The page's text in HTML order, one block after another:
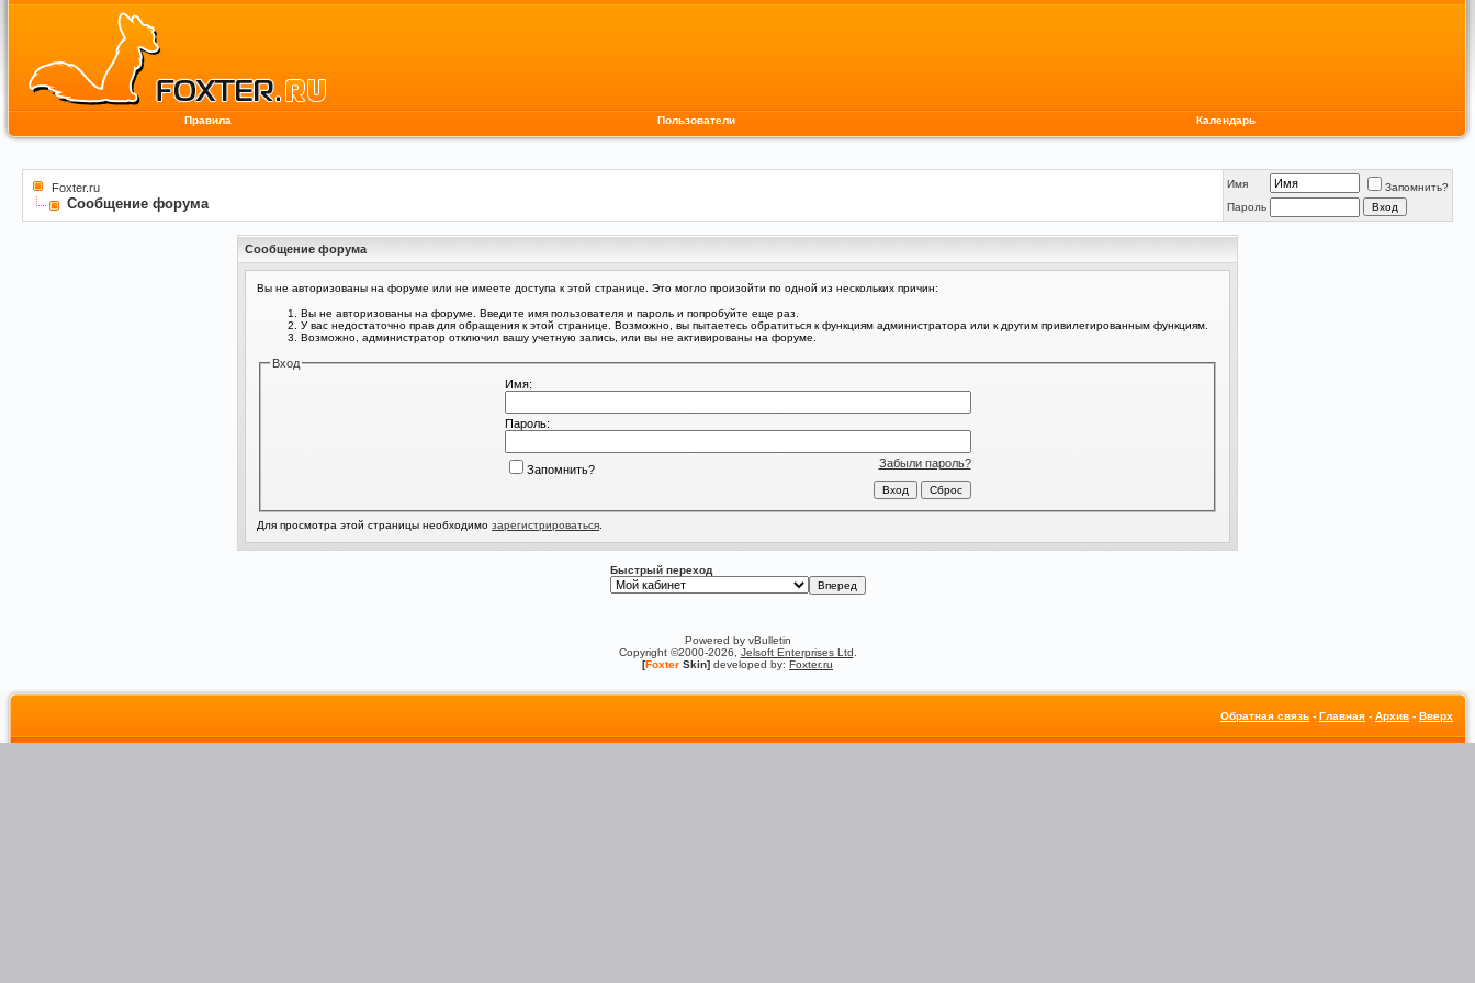
Правила Пользователи Календарь
Foxter.ru
Сообщение форума
Имя
Запомнить?
Пароль
Сообщение форума
Вы не авторизованы на форуме или не имеете доступа к этой странице. Это могло произойти по одной из нескольких причин:
Вы не авторизованы на форуме. Введите имя пользователя и пароль и попробуйте еще раз.
У вас недостаточно прав для обращения к этой странице. Возможно, вы пытаетесь обратиться к функциям администратора или к другим привилегированным функциям.
Возможно, администратор отключил вашу учетную запись, или вы не активированы на форуме.
Вход
Имя:
Пароль:
Забыли пароль?
Запомнить?
Для просмотра этой страницы необходимо зарегистрироваться
Быстрый переход
Powered by vBulletin
Copyright ©2000-2026, Jelsoft Enterprises Ltd
[Foxter Skin] developed by: Foxter.ru
Обратная связь - Главная - Архив - Вверх